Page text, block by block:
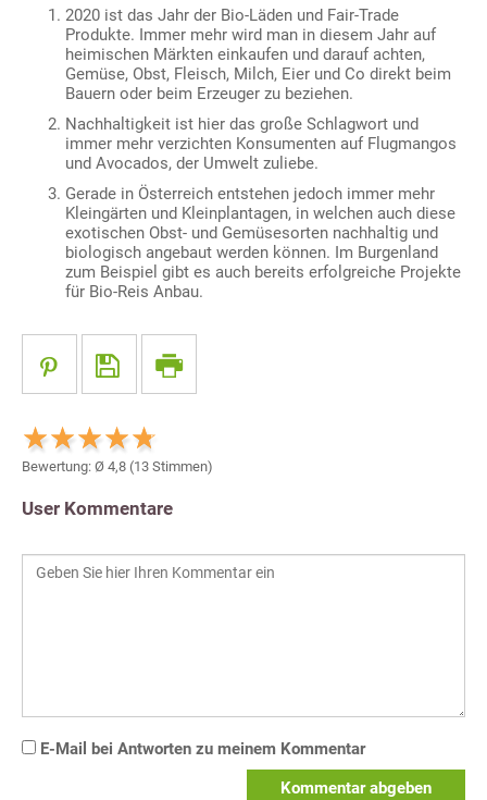
2020 ist das Jahr der Bio-Läden und Fair-Trade
Produkte. Immer mehr wird man in diesem Jahr auf
heimischen Märkten einkaufen und darauf achten,
Gemüse, Obst, Fleisch, Milch, Eier und Co direkt beim
Bauern oder beim Erzeuger zu beziehen.
Nachhaltigkeit ist hier das große Schlagwort und
immer mehr verzichten Konsumenten auf Flugmangos
und Avocados, der Umwelt zuliebe.
Gerade in Österreich entstehen jedoch immer mehr
Kleingärten und Kleinplantagen, in welchen auch diese
exotischen Obst- und Gemüsesorten nachhaltig und
biologisch angebaut werden können. Im Burgenland
zum Beispiel gibt es auch bereits erfolgreiche Projekte
für Bio-Reis Anbau.
Bewertung: Ø 4,8 (13 Stimmen)
User Kommentare
E-Mail bei Antworten zu meinem Kommentar
Kommentar abgeben